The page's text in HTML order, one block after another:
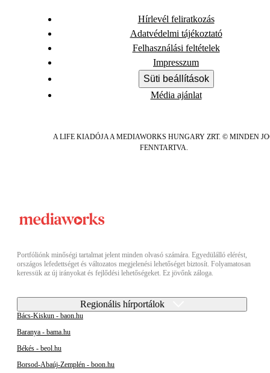
Hírlevél feliratkozás
Adatvédelmi tájékoztató
Felhasználási feltételek
Impresszum
Süti beállítások
Média ajánlat
A LIFE KIADÓJA A MEDIAWORKS HUNGARY ZRT. © MINDEN
FENNTARTVA.
Portfóliónk minőségi tartalmat jelent minden olvasó számára. Egyedülálló elérést,
országos lefedettséget és változatos megjelenési lehetőséget biztosít. Folyamatosan
keressük az új irányokat és fejlődési lehetőségeket. Ez jövőnk záloga.
Regionális hírportálok
Bács-Kiskun - baon.hu
Baranya - bama.hu
Békés - beol.hu
Borsod-Abaúj-Zemplén - boon.hu